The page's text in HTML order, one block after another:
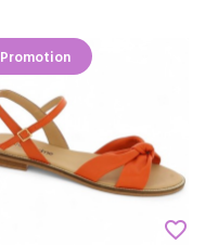
Promotion
favorite_border